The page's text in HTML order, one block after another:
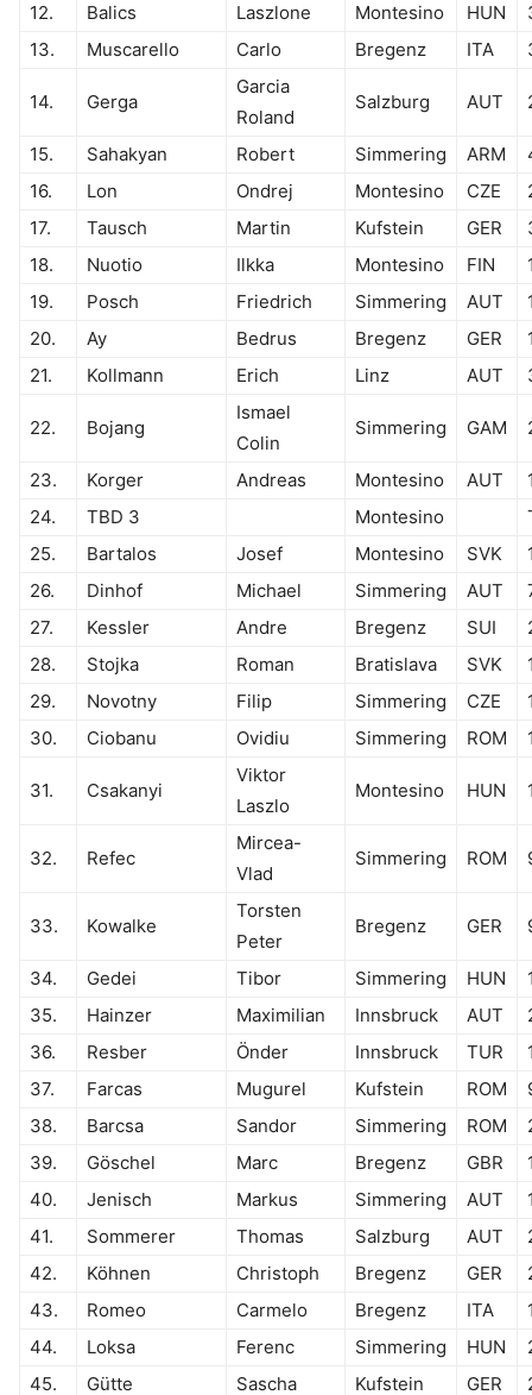
12.
Balics Laszlone Montesino HUN
13.
Muscarello Carlo Bregenz ITA
14. Gerga
Garcia
Roland
Salzburg AUT
15. Sahakyan Robert Simmering ARM
16.
Lon Ondrej Montesino CZE
17.
Tausch Martin Kufstein GER
18.
Nuotio Ilkka Montesino FIN
19.
Posch Friedrich Simmering AUT
20.
Ay Bedrus Bregenz GER
21.
Kollmann Erich Linz AUT
22. Bojang
Ismael
Colin
Simmering GAM
23. Korger Andreas Montesino AUT
24.
TBD 3 Montesino
25.
Bartalos Josef Montesino SVK
26.
Dinhof Michael Simmering AUT
27.
Kessler Andre Bregenz SUI
28.
Stojka Roman Bratislava SVK
29.
Novotny Filip Simmering CZE
30.
Ciobanu Ovidiu Simmering ROM
31. Csakanyi
Viktor
Laszlo
Montesino HUN
32. Refec
Mircea-
Vlad
Simmering ROM
33. Kowalke
Torsten
Peter
Bregenz GER
34. Gedei Tibor Simmering HUN
35.
Hainzer Maximilian Innsbruck AUT
36.
Resber Önder Innsbruck TUR
37.
Farcas Mugurel Kufstein ROM
38.
Barcsa Sandor Simmering ROM
39.
Göschel Marc Bregenz GBR
40.
Jenisch Markus Simmering AUT
41.
Sommerer Thomas Salzburg AUT
42.
Köhnen Christoph Bregenz GER
43.
Romeo Carmelo Bregenz ITA
44.
Loksa Ferenc Simmering HUN
45.
Gütte Sascha Kufstein GER